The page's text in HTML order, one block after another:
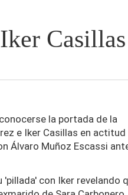
Casillas
la portada de la
e Iker Casillas en actitud
Álvaro Muñoz Escassi
con Iker revelando